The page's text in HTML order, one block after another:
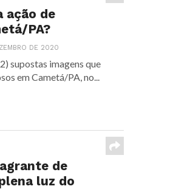
ação de
PA?
DE 2020
supostas imagens que
em Cametá/PA, no...
de
luz do